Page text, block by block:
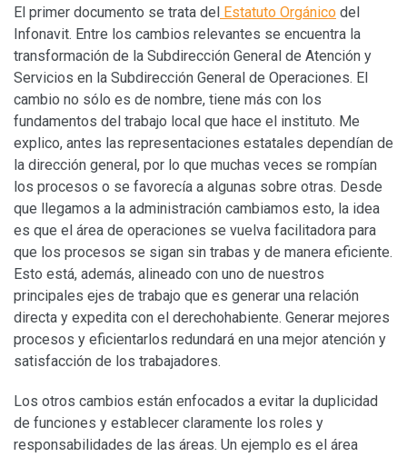
El primer documento se trata del Estatuto Orgánico del
Infonavit. Entre los cambios relevantes se encuentra la
transformación de la Subdirección General de Atención y
Servicios en la Subdirección General de Operaciones. El
cambio no sólo es de nombre, tiene más con los
fundamentos del trabajo local que hace el instituto. Me
explico, antes las representaciones estatales dependían de
la dirección general, por lo que muchas veces se rompían
los procesos o se favorecía a algunas sobre otras. Desde
que llegamos a la administración cambiamos esto, la idea
es que el área de operaciones se vuelva facilitadora para
que los procesos se sigan sin trabas y de manera eficiente.
Esto está, además, alineado con uno de nuestros
principales ejes de trabajo que es generar una relación
directa y expedita con el derechohabiente. Generar mejores
procesos y eficientarlos redundará en una mejor atención y
satisfacción de los trabajadores.
Los otros cambios están enfocados a evitar la duplicidad
de funciones y establecer claramente los roles y
responsabilidades de las áreas. Un ejemplo es el área